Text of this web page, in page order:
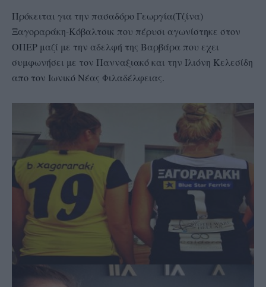
Πρόκειται για την πασαδόρο Γεωργία(Τζίνα)
Ξαγοραράκη-Κόβαλτσικ που πέρυσι αγωνίστηκε στον
ΟΠΕΡ μαζί με την αδελφή της Βαρβάρα που εχει
συμφωνήσει με τον Πανναξιακό και την Ιλιόνη Κελεσίδη
απο τον Ιωνικό Νέας Φιλαδέλφειας.